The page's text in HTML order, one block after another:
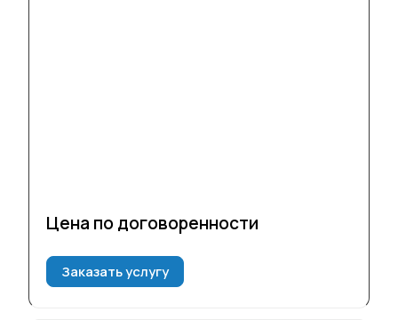
Цена по договоренности
Заказать услугу